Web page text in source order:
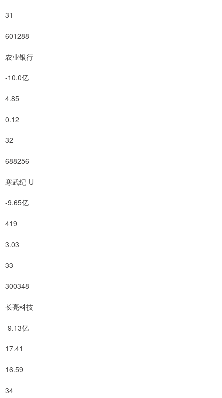
31
601288
农业银行
-10.0亿
4.85
0.12
32
688256
寒武纪-U
-9.65亿
419
3.03
33
300348
长亮科技
-9.13亿
17.41
16.59
34